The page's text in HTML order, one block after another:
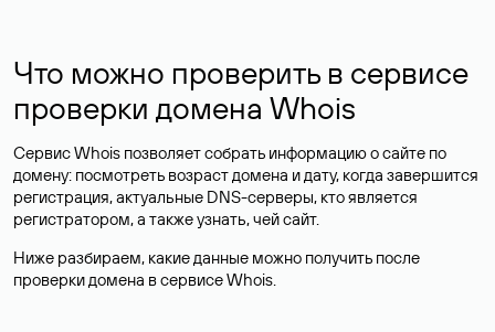
Что можно проверить в сервисе
проверки домена Whois
Сервис Whois позволяет собрать информацию о сайте по
домену: посмотреть возраст домена и дату, когда завершится
регистрация, актуальные DNS-серверы, кто является
регистратором, а также узнать, чей сайт.
Ниже разбираем, какие данные можно получить после
проверки домена в сервисе Whois.